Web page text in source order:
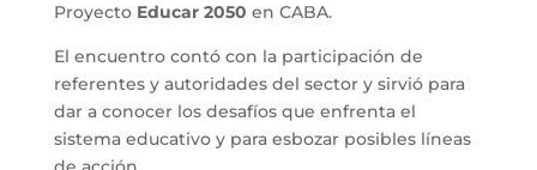
Proyecto Educar 2050 en CABA.
El encuentro contó con la participación de
referentes y autoridades del sector y sirvió para
dar a conocer los desafíos que enfrenta el
sistema educativo y para esbozar posibles líneas